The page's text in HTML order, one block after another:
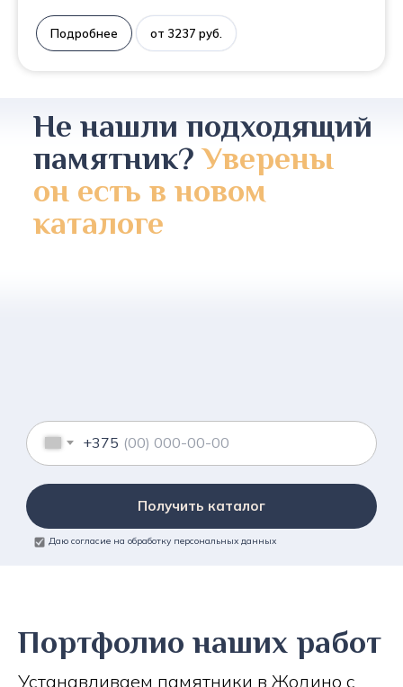
Подробнее от 3237 руб.
Не нашли подходящий
памятник?Уверены
он есть в новом
каталоге
+375
Получить каталог
Даю согласие на обработку персональных данных
Портфолио наших работ
Устанавливаем памятники в Жодино с